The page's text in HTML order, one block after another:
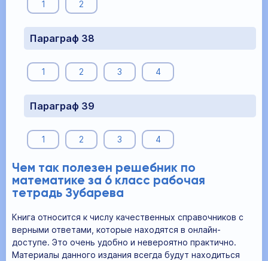
1 2
Параграф 38
1 2 3 4
Параграф 39
1 2 3 4
Чем так полезен решебник по
математике за 6 класс рабочая
тетрадь Зубарева
Книга относится к числу качественных справочников с
верными ответами, которые находятся в онлайн-
доступе. Это очень удобно и невероятно практично.
Материалы данного издания всегда будут находиться